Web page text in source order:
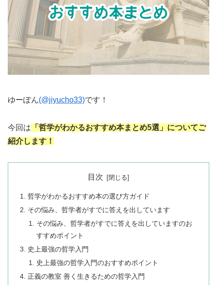
ゆーぽん(@jiyucho33)です！
今回は 「哲学がわかるおすすめ本まとめ5選」についてご
紹介します！
目次
哲学がわかるおすすめ本の選び方ガイド
その悩み、哲学者がすでに答えを出しています
その悩み、哲学者がすでに答えを出していますのお
すすめポイント
史上最強の哲学入門
史上最強の哲学入門のおすすめポイント
正義の教室 善く生きるための哲学入門